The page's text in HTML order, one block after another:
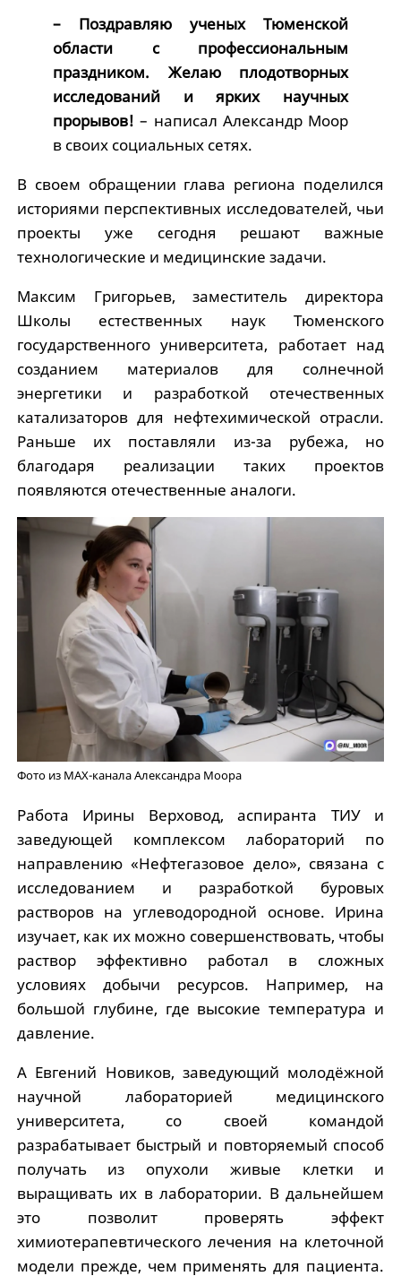
– Поздравляю ученых Тюменской
области с профессиональным
праздником. Желаю плодотворных
исследований и ярких научных
прорывов! – написал Александр Моор
в своих социальных сетях.
В своем обращении глава региона поделился
историями перспективных исследователей, чьи
проекты уже сегодня решают важные
технологические и медицинские задачи.
Максим Григорьев, заместитель директора
Школы естественных наук Тюменского
государственного университета, работает над
созданием материалов для солнечной
энергетики и разработкой отечественных
катализаторов для нефтехимической отрасли.
Раньше их поставляли из-за рубежа, но
благодаря реализации таких проектов
появляются отечественные аналоги.
Фото из МАХ-канала Александра Моора
Работа Ирины Верховод, аспиранта ТИУ и
заведующей комплексом лабораторий по
направлению «Нефтегазовое дело», связана с
исследованием и разработкой буровых
растворов на углеводородной основе. Ирина
изучает, как их можно совершенствовать, чтобы
раствор эффективно работал в сложных
условиях добычи ресурсов. Например, на
большой глубине, где высокие температура и
давление.
А Евгений Новиков, заведующий молодёжной
научной лабораторией медицинского
университета, со своей командой
разрабатывает быстрый и повторяемый способ
получать из опухоли живые клетки и
выращивать их в лаборатории. В дальнейшем
это позволит проверять эффект
химиотерапевтического лечения на клеточной
модели прежде, чем применять для пациента.